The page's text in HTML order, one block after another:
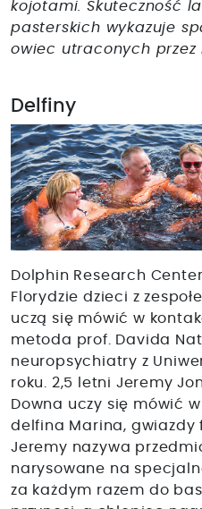
kojotami. Skuteczność
pasterskich wykazuje
owiec utraconych przez
Delfiny
Dolphin Research
Florydzie dzieci z
uczą się mówić w
metoda prof. Davida
neuropsychiatry z
roku. 2,5 letni Jeremy
Downa uczy się mówić
delfina Marina, gwiazdy
Jeremy nazywa
narysowane na
za każdym razem do